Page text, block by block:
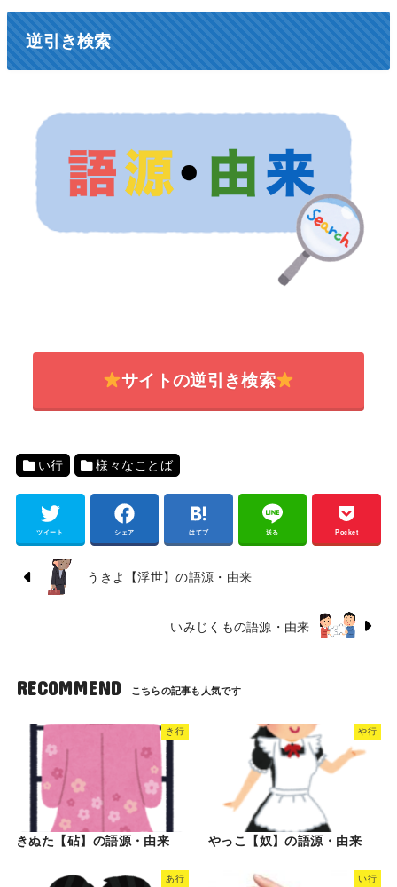
逆引き検索
サイトの逆引き検索
い行 様々なことば
ツイート シェア はてブ 送る Pocket
うきよ【浮世】の語源・由来
いみじくもの語源・由来
RECOMMEND
き行
きぬた【砧】の語源・由来
や行
やっこ【奴】の語源・由来
あ行 い行